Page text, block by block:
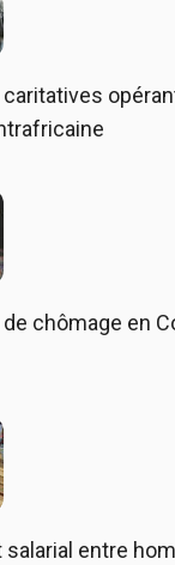
chômage en
salarial entre